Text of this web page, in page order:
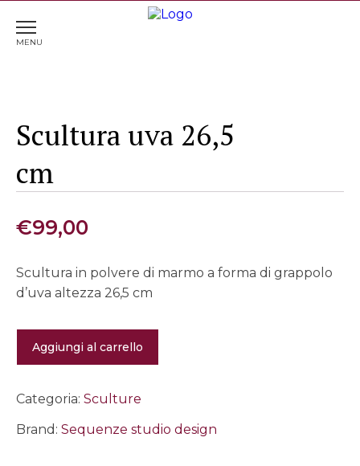
Home > Scultura uva 26,5 cm
Scultura uva 26,5
cm
€99,00
Scultura in polvere di marmo a forma di grappolo
d’uva altezza 26,5 cm
uva
26,5
quantità
Aggiungi al carrello
Categoria: Sculture
Brand: Sequenze studio design